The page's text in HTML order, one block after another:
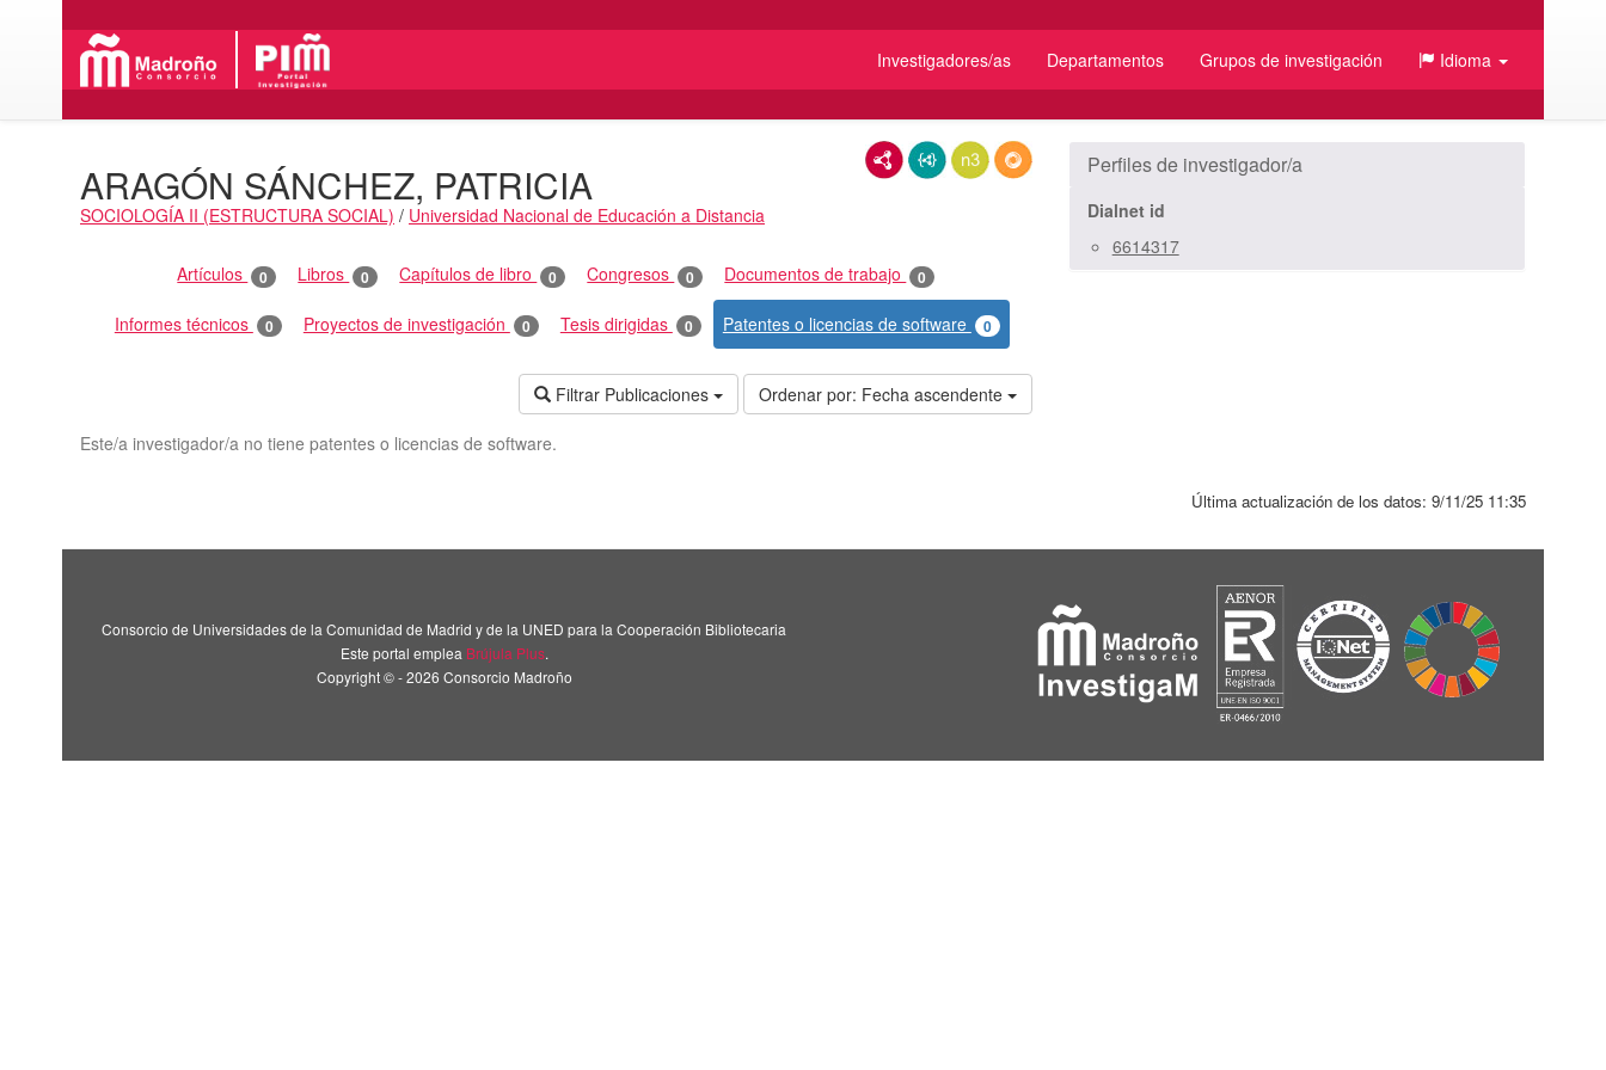
Investigadores/as Departamentos Grupos de investigación Idioma
RDF/XMLJSON-LDN3/TurtleRDF/JSON
ARAGÓN SÁNCHEZ, PATRICIA
SOCIOLOGÍA II (ESTRUCTURA SOCIAL) / Universidad Nacional de Educación a Distancia
Actividades
Artículos 0 Libros 0 Capítulos de libro 0 Congresos 0 Documentos de trabajo 0
Informes técnicos 0 Proyectos de investigación 0 Tesis dirigidas 0 Patentes o licencias de software 0
Filtrar Publicaciones Ordenar por: Fecha ascendente
Este/a investigador/a no tiene patentes o licencias de software.
Perfiles de investigador/a
Dialnet id
6614317
Última actualización de los datos: 9/11/25 11:35
Consorcio de Universidades de la Comunidad de Madrid y de la UNED para la Cooperación Bibliotecaria
Este portal emplea Brújula Plus.
Copyright © - 2026 Consorcio Madroño